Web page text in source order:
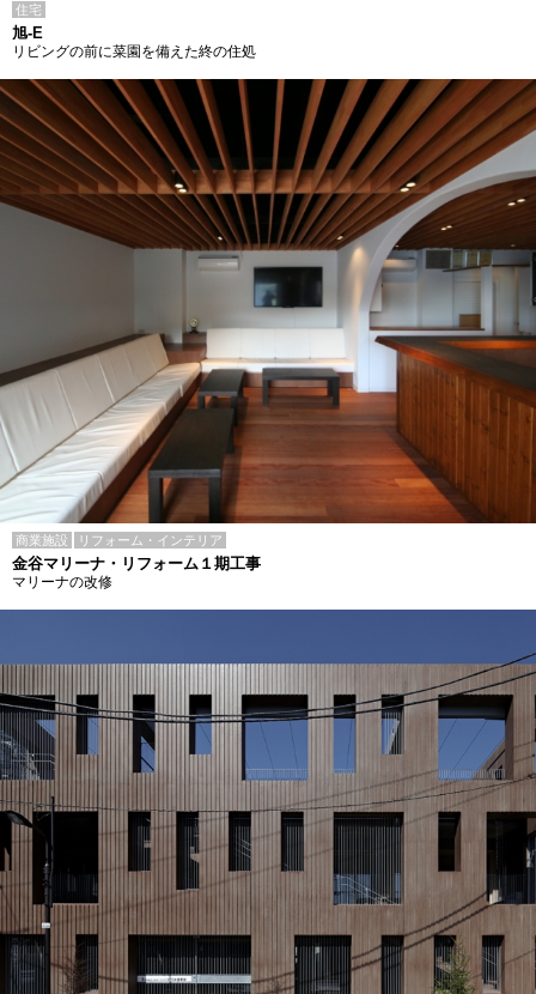
住宅
旭-E
リビングの前に菜園を備えた終の住処
商業施設 リフォーム・インテリア
金谷マリーナ・リフォーム１期工事
マリーナの改修